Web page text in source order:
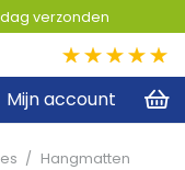
verzonden
Mijn account
/ Hangmatten